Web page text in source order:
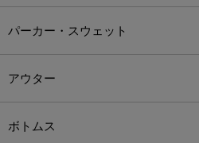
パーカー・スウェット
アウター
ボトムス